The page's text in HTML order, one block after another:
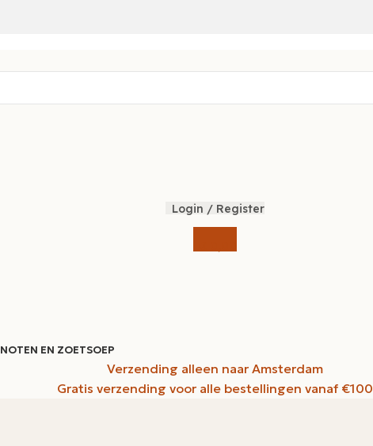
Login / Register
NOTEN EN ZOETSOEP
Verzending alleen naar Amsterdam
Gratis verzending voor alle bestellingen vanaf €100